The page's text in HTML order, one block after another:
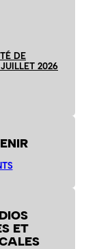
DE
2026
ET